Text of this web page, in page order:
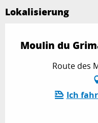
Lokalisierung
Moulin du
Route des
Ich